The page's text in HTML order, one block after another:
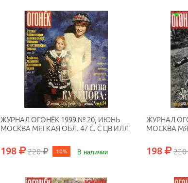
ЖУРНАЛ ОГОНЁК 1999 № 20, ИЮНЬ
МОСКВА МЯГКАЯ ОБЛ. 47 С. С ЦВ ИЛЛ
198 220 10% В наличии
ЖУРНАЛ
МОСКВА
198 220